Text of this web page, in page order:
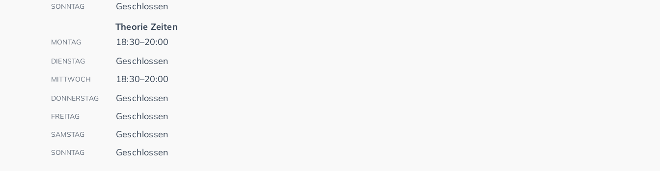
SONNTAG
Geschlossen
Theorie Zeiten
MONTAG 18:30–20:00
DIENSTAG Geschlossen
MITTWOCH 18:30–20:00
DONNERSTAG Geschlossen
FREITAG Geschlossen
SAMSTAG Geschlossen
SONNTAG Geschlossen